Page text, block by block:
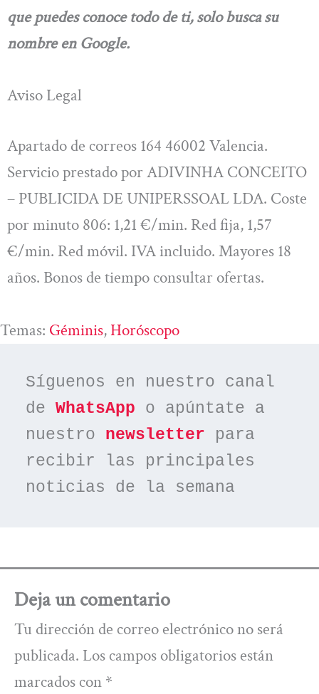
que puedes conoce todo de ti, solo busca su
nombre en Google.
Aviso Legal
Apartado de correos 164 46002 Valencia.
Servicio prestado por ADIVINHA CONCEITO
– PUBLICIDA DE UNIPERSSOAL LDA. Coste
por minuto 806: 1,21 €/min. Red fija, 1,57
€/min. Red móvil. IVA incluido. Mayores 18
años. Bonos de tiempo consultar ofertas.
Temas: Géminis, Horóscopo
Síguenos en nuestro canal
de WhatsApp o apúntate a
nuestro newsletter para
recibir las principales
noticias de la semana
Deja un comentario
Tu dirección de correo electrónico no será
publicada. Los campos obligatorios están
marcados con *